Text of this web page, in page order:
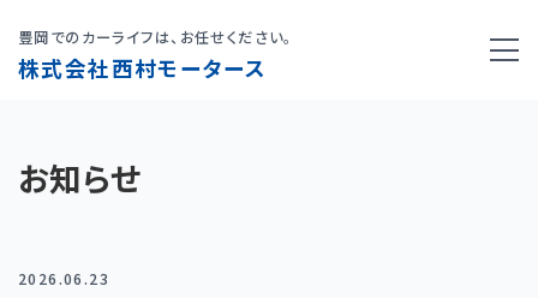
株式会社西村モータース
豊岡でのカーライフは、お任せください。
お知らせ
2026.06.23